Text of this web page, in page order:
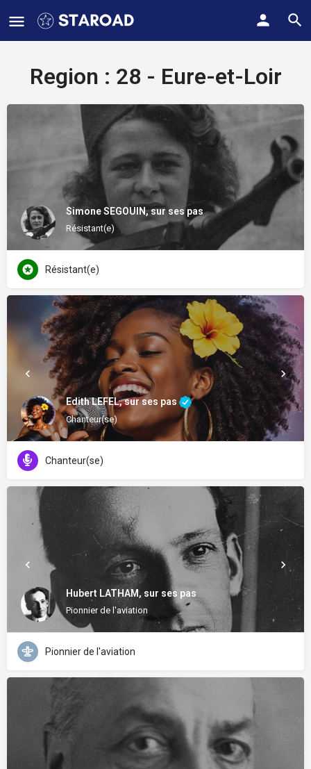
Region : 28 - Eure-et-Loir
Simone SEGOUIN, sur ses pas
Résistant(e)
Résistant(e)
Edith LEFEL, sur ses pas
Chanteur(se)
Chanteur(se)
Hubert LATHAM, sur ses pas
Pionnier de l'aviation
Pionnier de l'aviation